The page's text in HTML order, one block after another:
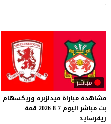
مباشر
مشاهدة مباراة ميدلزبره وريكسهام
بث مباشر اليوم 7-8-2026
قمة
ريفرسايد